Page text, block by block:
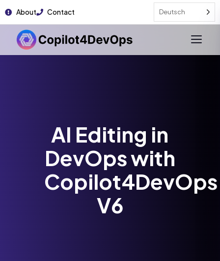
About Contact Deutsch
AI Editing in
DevOps with
Copilot4DevOps
V6